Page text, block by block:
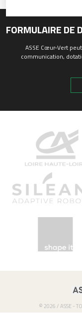
FORMULAIRE DE
ASSE Cœur-Vert
communication,
© 2026 / ASSE -